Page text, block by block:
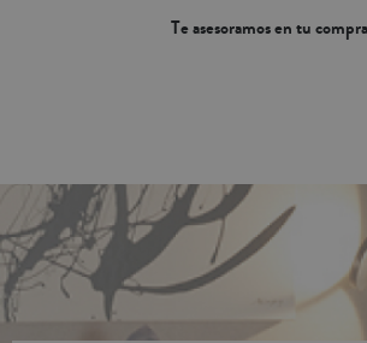
Te asesoramos en tu compra